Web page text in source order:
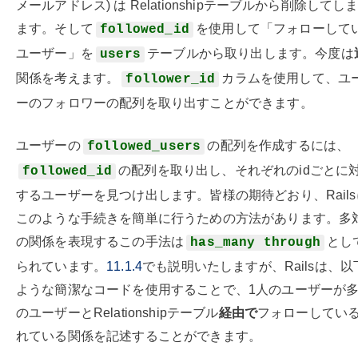
メールアドレス) は Relationshipテーブルから削除してし
ます。そして
followed_id
を使用して「フォローして
ユーザー」を users テーブルから取り出します。今度は
関係を考えます。
follower_id
カラムを使用して、ユ
ーのフォロワーの配列を取り出すことができます。
ユーザーの followed_users の配列を作成するには、
followed_id の配列を取り出し、それぞれのidごとに
するユーザーを見つけ出します。皆様の期待どおり、
このような手続きを簡単に行うための方法があります。多
の関係を表現するこの手法は has_many through
とし
られています。 11.1.4でも説明いたしますが、Railsは、以
ような簡潔なコードを使用することで、1人のユーザーが
のユーザーとRelationshipテーブル経由でフォローしてい
れている関係を記述することができます。